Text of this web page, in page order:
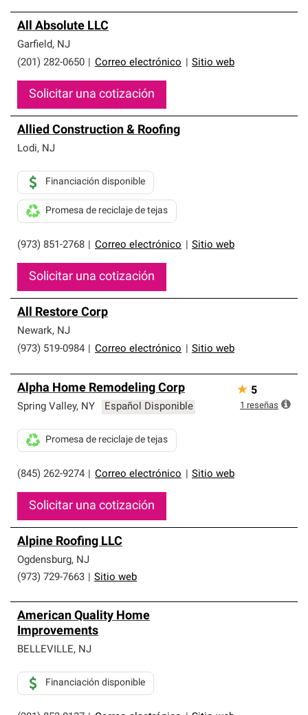
All Absolute LLC
Garfield, NJ
(201) 282-0650
Correo electrónico Sitio web
Solicitar una cotización
Allied Construction & Roofing
Lodi, NJ
(973) 851-2768 Correo electrónico Sitio web
Financiación disponible
Promesa de reciclaje de tejas
Solicitar una cotización
All Restore Corp
Newark, NJ
(973) 519-0984
Correo electrónico Sitio web
Alpha Home Remodeling Corp
Spring Valley, NY Español Disponible
(845) 262-9274 Correo electrónico Sitio web
Promesa de reciclaje de tejas
Solicitar una cotización
★ 5
1 reseñas
Alpine Roofing LLC
Ogdensburg, NJ
(973) 729-7663
Sitio web
American Quality Home
Improvements
BELLEVILLE, NJ
Financiación disponible